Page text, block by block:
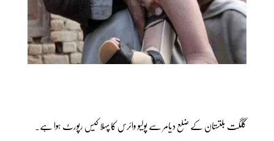
گلگت بلتستان کے ضلع دیامر سے پولیو وائرس کا پہلا کیس رپورٹ ہوا ہے۔